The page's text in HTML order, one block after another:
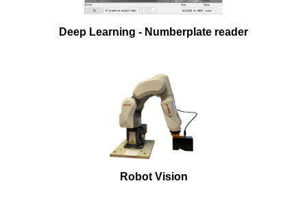
Deep Learning - Numberplate reader
Robot Vision